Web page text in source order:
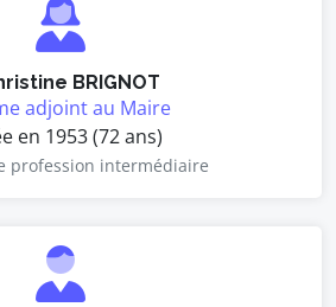
BRIGNOT
adjoint au Maire
en 1953 (72 ans)
profession intermédiaire